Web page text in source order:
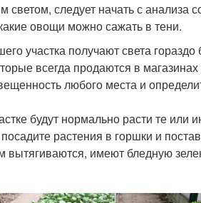
следует начать с анализа
овощи можно сажать в тени.
участка получают света
всегда продаются в
любого места и
будут нормально расти те или
растения в горшки и
имеют бледную